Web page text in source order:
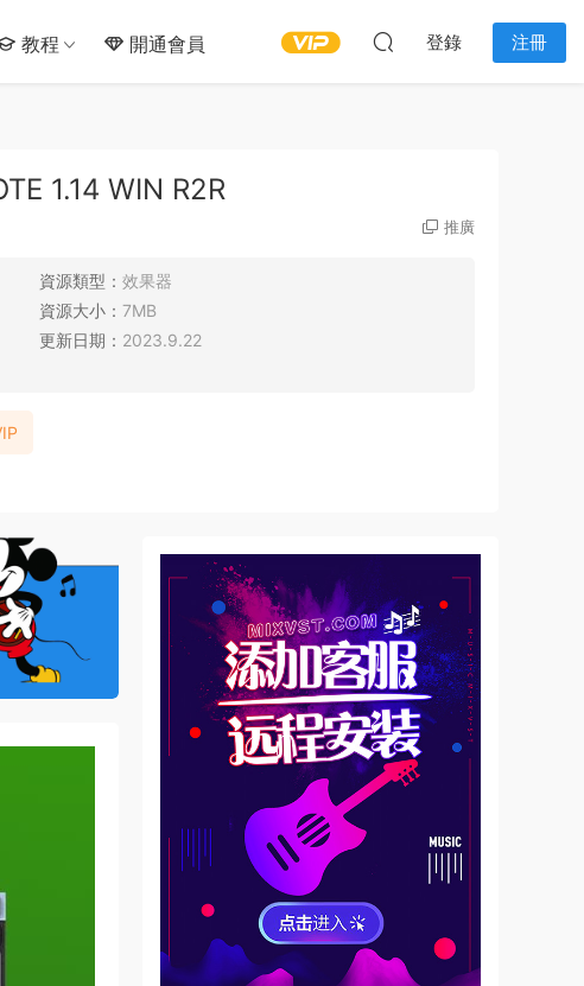
教程 開通會員 登錄 注冊
1.14 WIN R2R
推廣
資源類型： 效果器
資源大小： 7MB
更新日期： 2023.9.22